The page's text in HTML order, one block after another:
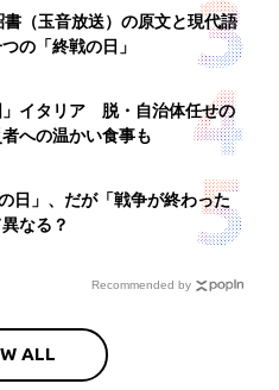
（玉音放送）の原文と現代語
の「終戦の日」
」イタリア 脱・自治体任せの
への温かい食事も
日」、だが「戦争が終わった
なる？
Recommended by
ALL